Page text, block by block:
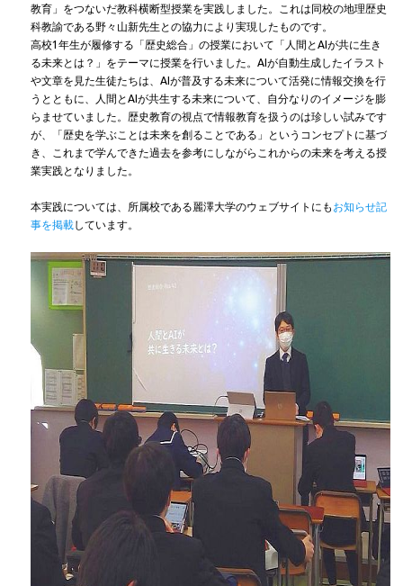
教育」をつないだ教科横断型授業を実践しました。これは同校の地理歴史
科教諭である野々山新先生との協力により実現したものです。
高校1年生が履修する「歴史総合」の授業において「人間とAIが共に生き
る未来とは？」をテーマに授業を行いました。AIが自動生成したイラスト
や文章を見た生徒たちは、AIが普及する未来について活発に情報交換を行
うとともに、人間とAIが共生する未来について、自分なりのイメージを膨
らませていました。歴史教育の視点で情報教育を扱うのは珍しい試みです
が、「歴史を学ぶことは未来を創ることである」というコンセプトに基づ
き、これまで学んできた過去を参考にしながらこれからの未来を考える授
業実践となりました。
本実践については、所属校である麗澤大学のウェブサイトにも お知らせ記
事を掲載しています。